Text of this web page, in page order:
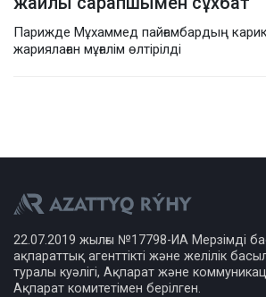
Парижде Мұхаммед пайғамбардың
жариялаған мұғалім өлтірілді
22.07.2019 жылғы №17798-ИА Мерзімді
ақпараттық агенттікті және желілік
туралы куәлігі, Ақпарат және
Ақпарат комитетімен берілген.